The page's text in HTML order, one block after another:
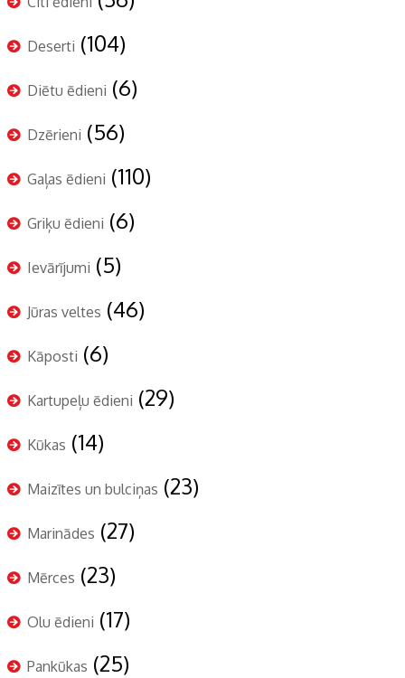
Deserti (104)
Diētu ēdieni (6)
Dzērieni (56)
Gaļas ēdieni (110)
Griķu ēdieni (6)
Ievārījumi (5)
Jūras veltes (46)
Kāposti (6)
Kartupeļu ēdieni (29)
Kūkas (14)
Maizītes un bulciņas (23)
Marinādes (27)
Mērces (23)
Olu ēdieni (17)
Pankūkas (25)